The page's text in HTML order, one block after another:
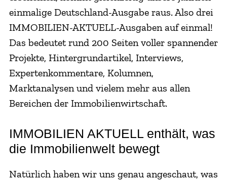
einmalige Deutschland-Ausgabe raus. Also drei
IMMOBILIEN-AKTUELL-Ausgaben auf einmal!
Das bedeutet rund 200 Seiten voller spannender
Projekte, Hintergrundartikel, Interviews,
Expertenkommentare, Kolumnen,
Marktanalysen und vielem mehr aus allen
Bereichen der Immobilienwirtschaft.
IMMOBILIEN AKTUELL enthält, was
die Immobilienwelt bewegt
Natürlich haben wir uns genau angeschaut, was